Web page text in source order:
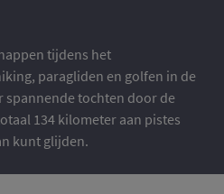
tijdens het
paragliden en golfen in de
spannende tochten door de
134 kilometer aan pistes
kunt glijden.